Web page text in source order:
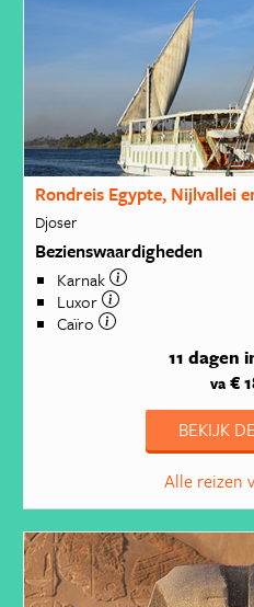
Rondreis Egypte, Nijlvallei
Djoser
Bezienswaardigheden
Karnak
Luxor
Caïro
11 dagen
va€
BEKIJK
Alle reizen